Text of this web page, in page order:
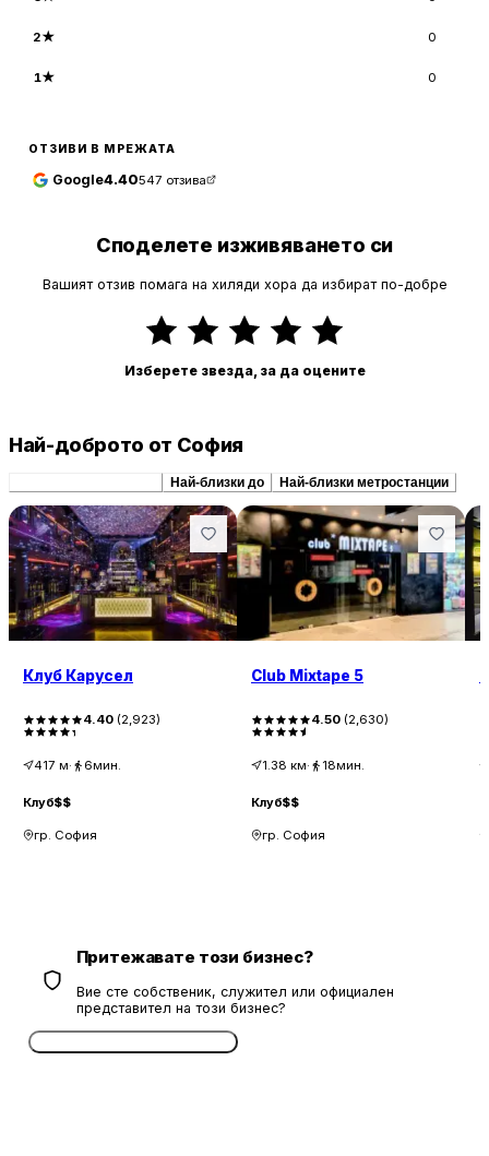
2★ 0
1★ 0
ОТЗИВИ В МРЕЖАТА
Google4.40547 отзива
Споделете изживяването си
Вашият отзив помага на хиляди хора да избират по-добре
Изберете звезда, за да оцените
Най-доброто от София
Най-близки до Най-близки метростанции
Клуб Карусел
4.40 (2,923)
417 м· 6мин.
Клуб$$
гр. София
Club Mixtape 5
4.50 (2,630)
1.38 км· 18мин.
Клуб$$
гр. София
Притежавате този бизнес?
Вие сте собственик, служител или официален
представител на този бизнес?